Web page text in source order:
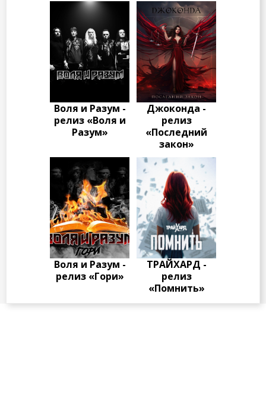
Воля и Разум -
релиз «Воля и
Разум»
Джоконда -
релиз
«Последний
закон»
Воля и Разум -
релиз «Гори»
ТРАЙХАРД -
релиз
«Помнить»